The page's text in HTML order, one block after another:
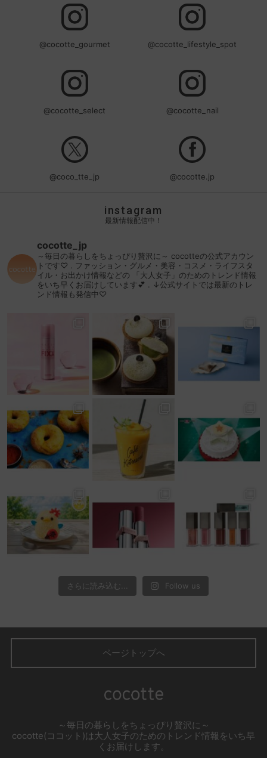
@cocotte_gourmet @cocotte_lifestyle_spot
@cocotte_select @cocotte_nail
@coco_tte_jp @cocotte.jp
instagram
最新情報配信中！
cocotte_jp
～毎日の暮らしをちょっぴり贅沢に～ cocotteの公式アカウン
トです♡
ファッション・グルメ・美容・コスメ・ライフスタ
イル・お出かけ情報などの 「大人女子」のためのトレンド情報
をいち早くお届けしています💕
↓公式サイトでは最新のトレ
ンド情報も発信中♡
さらに読み込む... Follow us
ページトップへ
～毎日の暮らしをちょっぴり贅沢に～
cocotte(ココット)は大人女子のためのトレンド情報をいち早
くお届けします。